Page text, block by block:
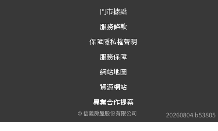
20260804.b53805
門市據點
服務條款
保障隱私權聲明
服務保障
網站地圖
資源網站
異業合作提案
©信義房屋股份有限公司